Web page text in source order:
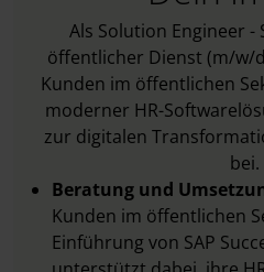
Als Solution Engineer -
öffentlicher Dienst (m/w/
Kunden im öffentlichen
moderner HR-
zur digitalen
bei.
Beratung und
Kunden im öffentlichen
Einführung von SAP